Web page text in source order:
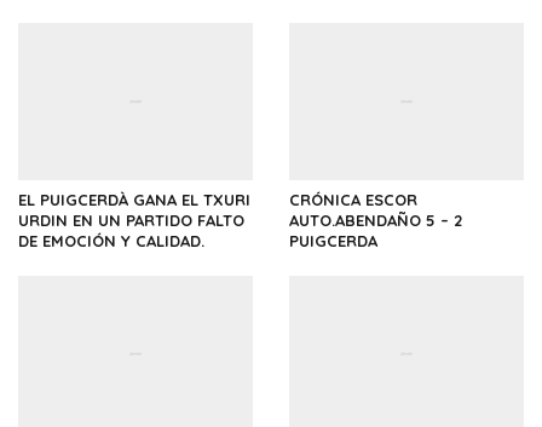
EL PUIGCERDÀ GANA EL TXURI
URDIN EN UN PARTIDO FALTO
DE EMOCIÓN Y CALIDAD.
CRÓNICA ESCOR
AUTO.ABENDAÑO 5 – 2
PUIGCERDA